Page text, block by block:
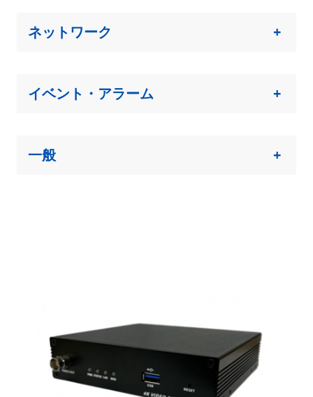
ネットワーク +
イベント・アラーム +
一般 +